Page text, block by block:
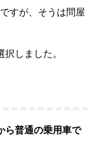
すが、そうは問屋
しました。
ら普通の乗用車で